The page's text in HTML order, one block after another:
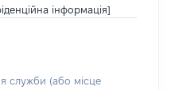
інформація]
служби (або місце